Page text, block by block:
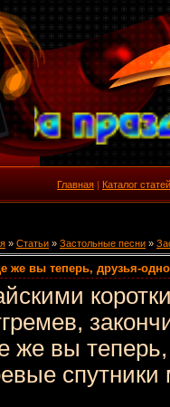
Главная | Каталог статей
» Статьи » Застольные песни »
же вы теперь, друзья-
же вы
спутники